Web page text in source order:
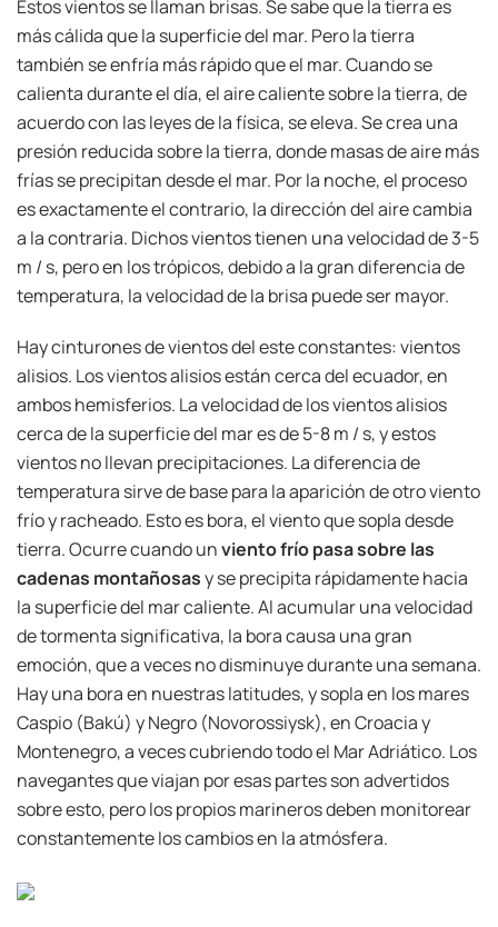
Estos vientos se llaman brisas. Se sabe que la tierra es
más cálida que la superficie del mar. Pero la tierra
también se enfría más rápido que el mar. Cuando se
calienta durante el día, el aire caliente sobre la tierra, de
acuerdo con las leyes de la física, se eleva. Se crea una
presión reducida sobre la tierra, donde masas de aire más
frías se precipitan desde el mar. Por la noche, el proceso
es exactamente el contrario, la dirección del aire cambia
a la contraria. Dichos vientos tienen una velocidad de 3-5
m / s, pero en los trópicos, debido a la gran diferencia de
temperatura, la velocidad de la brisa puede ser mayor.
Hay cinturones de vientos del este constantes: vientos
alisios. Los vientos alisios están cerca del ecuador, en
ambos hemisferios. La velocidad de los vientos alisios
cerca de la superficie del mar es de 5-8 m / s, y estos
vientos no llevan precipitaciones. La diferencia de
temperatura sirve de base para la aparición de otro viento
frío y racheado. Esto es bora, el viento que sopla desde
tierra. Ocurre cuando unviento frío pasa sobre las
cadenas montañosasy se precipita rápidamente hacia
la superficie del mar caliente. Al acumular una velocidad
de tormenta significativa, la bora causa una gran
emoción, que a veces no disminuye durante una semana.
Hay una bora en nuestras latitudes, y sopla en los mares
Caspio (Bakú) y Negro (Novorossiysk), en Croacia y
Montenegro, a veces cubriendo todo el Mar Adriático. Los
navegantes que viajan por esas partes son advertidos
sobre esto, pero los propios marineros deben monitorear
constantemente los cambios en la atmósfera.